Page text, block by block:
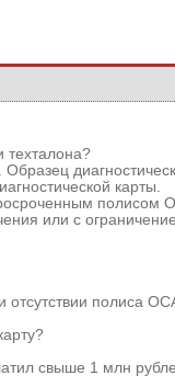
техталона?
Образец
карты.
полисом
или с
отсутствии полиса
свыше 1 млн